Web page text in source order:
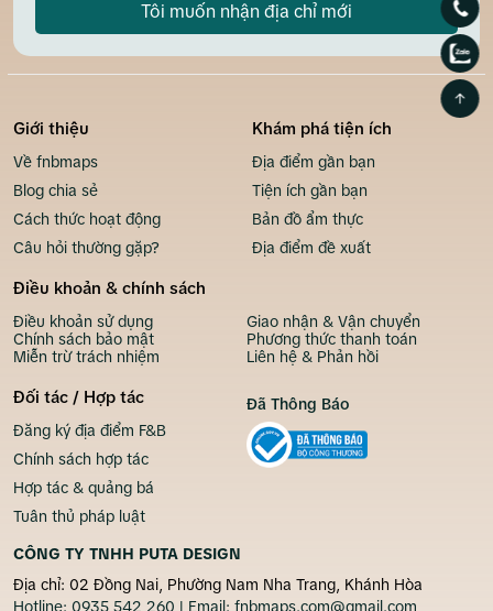
Tôi muốn nhận địa chỉ mới
Giới thiệu
Về fnbmaps
Blog chia sẻ
Cách thức hoạt động
Câu hỏi thường gặp?
Khám phá tiện ích
Địa điểm gần bạn
Tiện ích gần bạn
Bản đồ ẩm thực
Địa điểm đề xuất
Điều khoản & chính sách
Điều khoản sử dụng
Chính sách bảo mật
Miễn trừ trách nhiệm
Giao nhận & Vận chuyển
Phương thức thanh toán
Liên hệ & Phản hồi
Đối tác / Hợp tác
Đăng ký địa điểm F&B
Chính sách hợp tác
Hợp tác & quảng bá
Tuân thủ pháp luật
CÔNG TY TNHH PUTA DESIGN
Địa chỉ: 02 Đồng Nai, Phường Nam Nha Trang, Khánh Hòa
Hotline: 0935 542 260 | Email: fnbmaps.com@gmail.com
Đã Thông Báo